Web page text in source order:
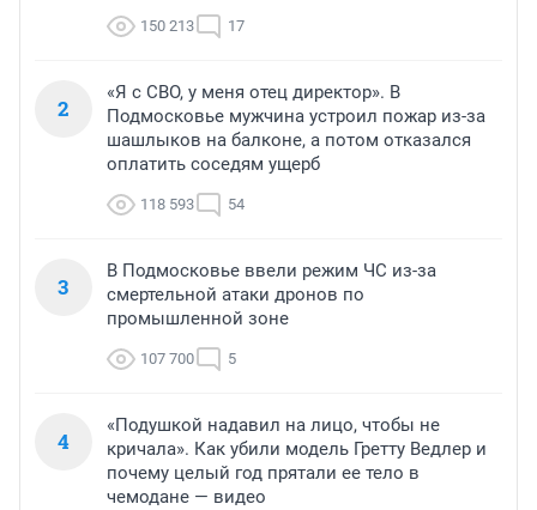
150 213 17
2
«Я с СВО, у меня отец директор». В
Подмосковье мужчина устроил пожар из-за
шашлыков на балконе, а потом отказался
оплатить соседям ущерб
118 593 54
3
В Подмосковье ввели режим ЧС из-за
смертельной атаки дронов по
промышленной зоне
107 700 5
4
«Подушкой надавил на лицо, чтобы не
кричала». Как убили модель Гретту Ведлер и
почему целый год прятали ее тело в
чемодане — видео